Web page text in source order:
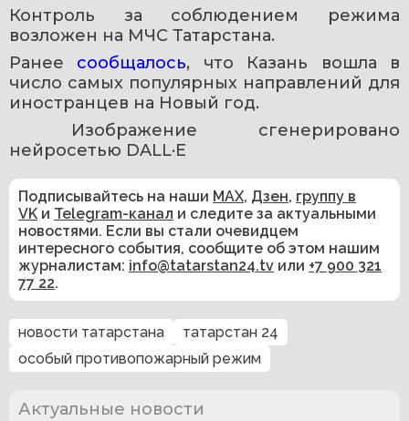
Контроль за соблюдением режима
возложен на МЧС Татарстана.
Ранее сообщалось, что Казань вошла в
число самых популярных направлений для
иностранцев на Новый год.
Изображение сгенерировано
нейросетью DALL·E
Подписывайтесь на наши MAX, Дзен, группу в
VK и Telegram-канал и следите за актуальными
новостями. Если вы стали очевидцем
интересного события, сообщите об этом нашим
журналистам: info@tatarstan24.tv или +7 900 321
77 22.
новости татарстана
татарстан 24
особый противопожарный режим
Актуальные новости